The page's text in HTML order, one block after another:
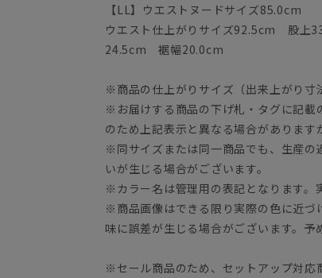
【LL】ウエストヌードサイズ85.0cm
ウエスト仕上がりサイズ92.5cm 股
24.5cm 裾幅20.0cm
※商品の仕上がりサイズ（出来上がり寸
※お届けする商品の下げ札・タグに記載
のため上記表示と異なる場合があります
※同サイズまたは同一商品でも、生産
いが生じる場合がございます。
※カラー名は管理用の表記となります。
※商品画像はできる限り実際の色に近づ
味に誤差が生じる場合がございます。予
※セール商品のため、セットアップ対応